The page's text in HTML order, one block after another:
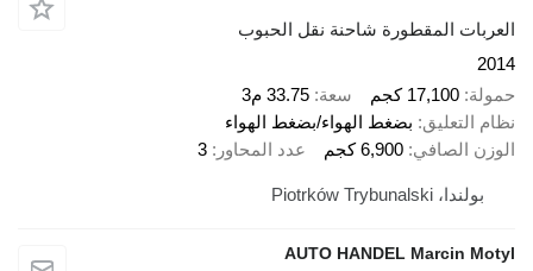
العربات المقطورة شاحنة نقل الحبوب
2014
حمولة 17,100 كجم سعة 33.75 م3
نظام التعليق بضغط الهواء/بضغط الهواء
الوزن الصافي 6,900 كجم عدد المحاور 3
بولندا، Piotrków Trybunalski
AUTO HANDEL Marcin Motyl